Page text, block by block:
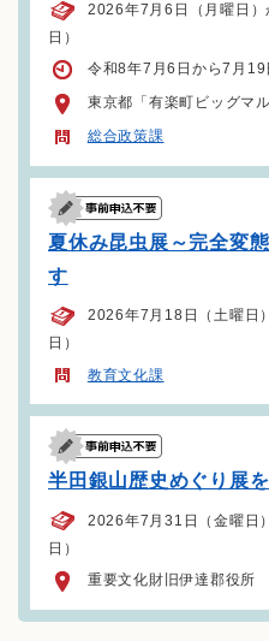
2026年7月6日（月曜日
日）
令和8年7月6日から7月19
東京都「有楽町ビッグマ
総合政策課
夏休み昆虫展～完全変
す
2026年7月18日（土曜日
日）
教育文化課
半田銀山歴史めぐり展
2026年7月31日（金曜日
日）
重要文化財旧伊達郡役所